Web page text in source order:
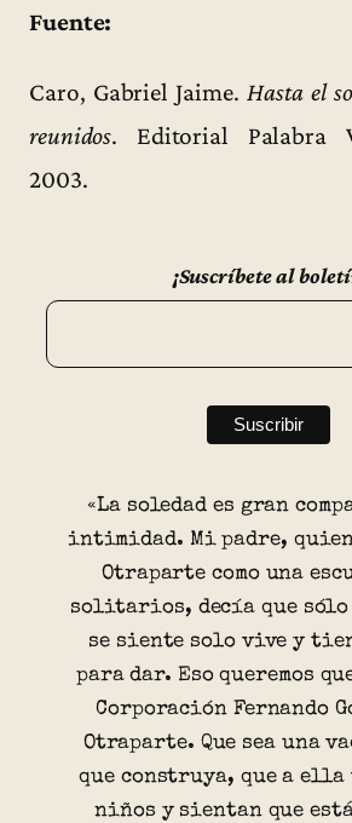
Fuente:
Caro, Gabriel Jaime. Hasta el
reunidos. Editorial Palabra
2003.
¡Suscríbete al
«La soledad es gran
intimidad. Mi padre, quien
Otraparte como una
solitarios, decía que sólo
se siente solo vive y
para dar. Eso queremos
Corporación Fernando
Otraparte. Que sea una
que construya, que a ella
niños y sientan que